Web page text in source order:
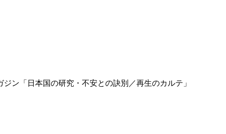
ン「日本国の研究・不安との訣別／再生のカルテ」